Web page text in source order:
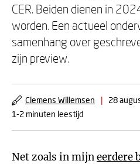
CER. Beiden dienen in
worden. Een actueel
samenhang over
zijn preview.
Clemens Willemsen | 28
1-2 minuten leestijd
Net zoals in mijneerdere